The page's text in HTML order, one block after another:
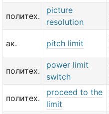
политех.
picture
resolution
ак. pitch limit
политех.
power limit
switch
политех.
proceed to the
limit